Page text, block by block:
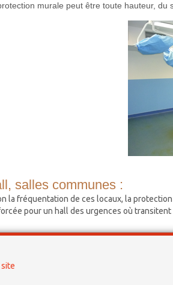
murale peut être toute hauteur, du
salles communes :
la fréquentation de ces locaux, la
pour un hall des urgences où transitent
site